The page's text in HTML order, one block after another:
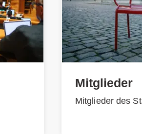
Mitglieder
Mitglieder des